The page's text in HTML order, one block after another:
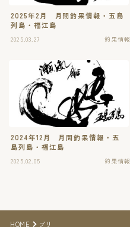
2025年2月 月間釣果情報・五島
列島・福江島
2025.03.27 釣果情報
2024年12月 月間釣果情報・五
島列島・福江島
2025.02.05 釣果情報
HOME ブリ